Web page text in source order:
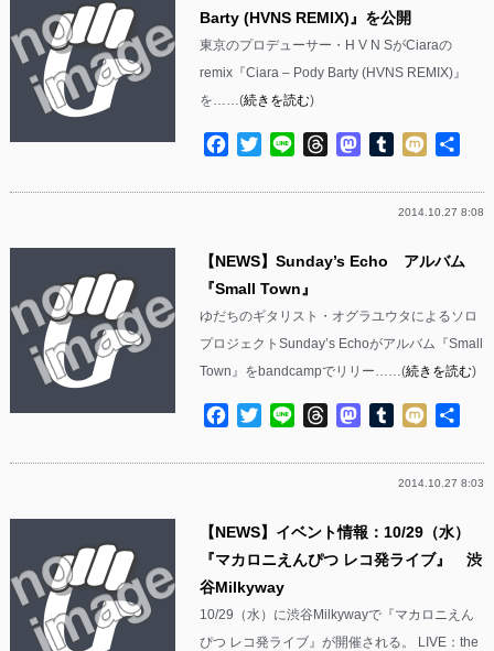
Barty (HVNS REMIX)』を公開
東京のプロデューサー・H V N SがCiaraの
remix『Ciara – Pody Barty (HVNS REMIX)』
を……(続きを読む)
Facebook
TwitterLine ThreadsMastodon
Tumblr
Mixi
2014.10.27 8:08
【NEWS】Sunday’s Echo アルバム
『Small Town』
ゆだちのギタリスト・オグラユウタによるソロ
プロジェクトSunday’s Echoがアルバム『Small
Town』をbandcampでリリー……(続きを読む)
Facebook
TwitterLine ThreadsMastodon
Tumblr
Mixi
2014.10.27 8:03
【NEWS】イベント情報：10/29（水）
『マカロニえんぴつ レコ発ライブ』 渋
谷Milkyway
10/29（水）に渋谷Milkywayで『マカロニえん
ぴつ レコ発ライブ』が開催される。 LIVE：the